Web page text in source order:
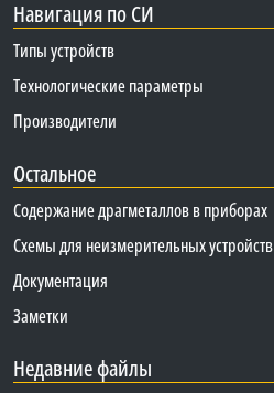
Навигация по СИ
Типы устройств
Технологические параметры
Производители
Остальное
Содержание драгметаллов в приборах
Схемы для неизмерительных устройств
Документация
Заметки
Недавние файлы